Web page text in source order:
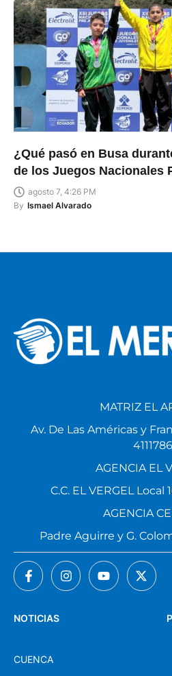
¿Qué pasó en Busa
de los Juegos Nacionales
agosto 7, 4:26 PM
By Ismael Alvarado
NOTICIAS
CUENCA
MATRIZ EL
Av. De Las Américas y
4111786
AGENCIA EL
C.C. EL VERGEL Local
AGENCIA
Padre Aguirre y G.